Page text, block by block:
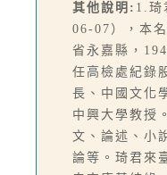
其他說明: 1.琦
06-07），本
省永嘉縣，
任高檢處紀錄
長、中國文化
中興大學教授
文、論述、小
論等。琦君來